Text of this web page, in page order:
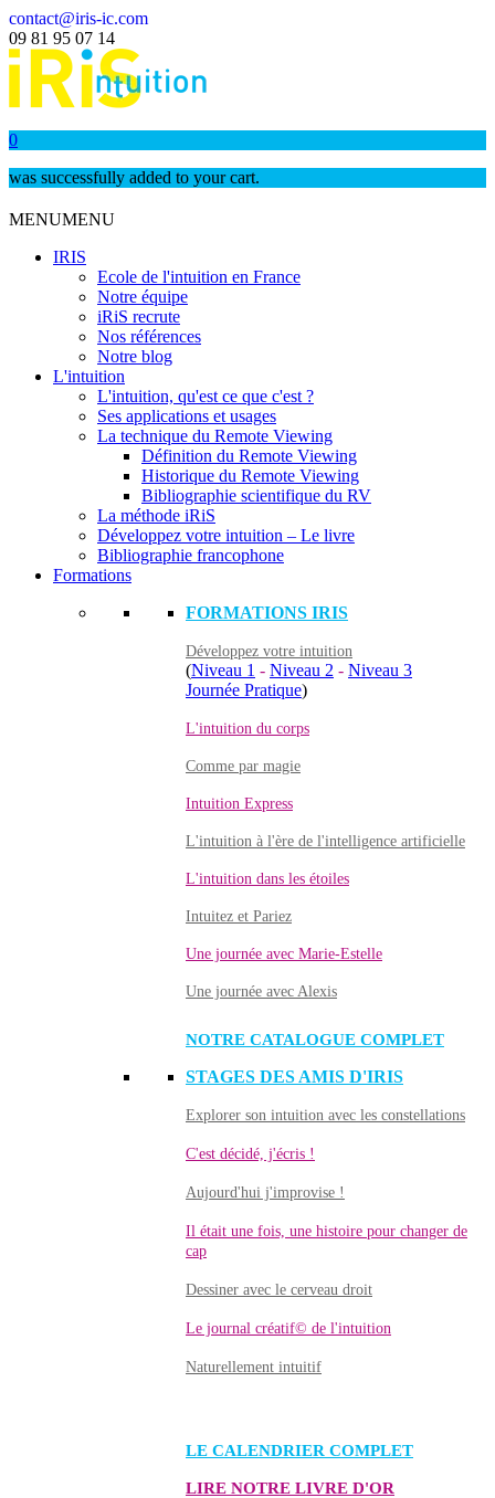
contact@iris-ic.com
09 81 95 07 14
0
was successfully added to your cart.
MENUMENU
IRIS
Ecole de l'intuition en France
Notre équipe
iRiS recrute
Nos références
Notre blog
L'intuition
L'intuition, qu'est ce que c'est ?
Ses applications et usages
La technique du Remote Viewing
Définition du Remote Viewing
Historique du Remote Viewing
Bibliographie scientifique du RV
La méthode iRiS
Développez votre intuition – Le livre
Bibliographie francophone
Formations
FORMATIONS IRIS
Développez votre intuition
(Niveau 1 - Niveau 2 - Niveau 3
Journée Pratique)
L'intuition du corps
Comme par magie
Intuition Express
L'intuition à l'ère de l'intelligence artificielle
L'intuition dans les étoiles
Intuitez et Pariez
Une journée avec Marie-Estelle
Une journée avec Alexis
NOTRE CATALOGUE COMPLET
STAGES DES AMIS D'IRIS
Explorer son intuition avec les constellations
C'est décidé, j'écris !
Aujourd'hui j'improvise !
Il était une fois, une histoire pour changer de
cap
Dessiner avec le cerveau droit
Le journal créatif© de l'intuition
Naturellement intuitif
LE CALENDRIER COMPLET
LIRE NOTRE LIVRE D'OR